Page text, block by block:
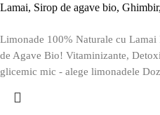
Lamai, Sirop de agave bio,
Limonade 100% Naturale cu Lamai
de Agave Bio! Vitaminizante,
glicemic mic - alege limonadele